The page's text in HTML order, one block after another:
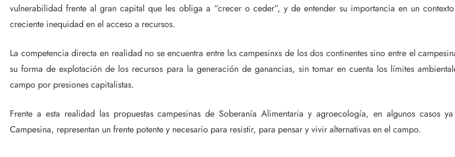
vulnerabilidad frente al gran capital que les obliga a “crecer o ceder”, y de entender su importancia en un
creciente inequidad en el acceso a recursos.
La competencia directa en realidad no se encuentra entre lxs campesinxs de los dos continentes sino entre el
su forma de explotación de los recursos para la generación de ganancias, sin tomar en cuenta los límites
campo por presiones capitalistas.
Frente a esta realidad las propuestas campesinas de Soberanía Alimentaria y agroecología, en algunos casos
Campesina, representan un frente potente y necesario para resistir, para pensar y vivir alternativas en el campo.